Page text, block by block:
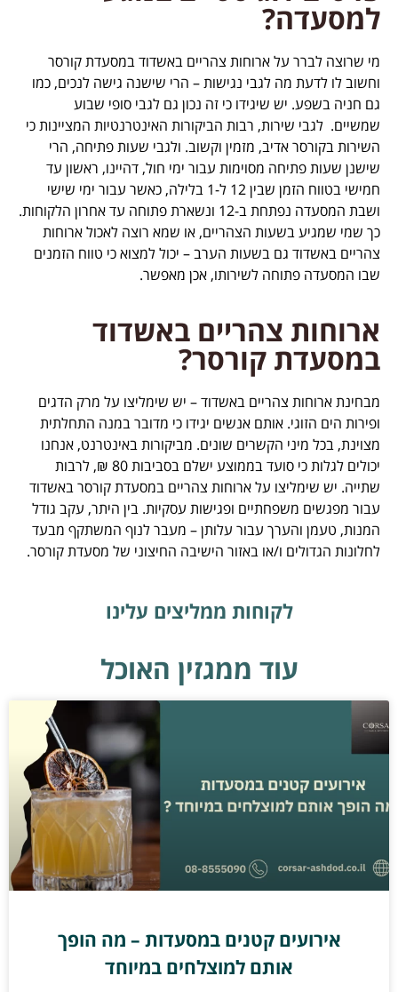
למסעדה?
מי שרוצה לברר על ארוחות צהריים באשדוד במסעדת קורסר
וחשוב לו לדעת מה לגבי נגישות – הרי שישנה גישה לנכים, כמו
גם חניה בשפע. יש שיגידו כי זה נכון גם לגבי סופי שבוע
שמשיים. לגבי שירות, רבות הביקורות האינטרנטיות המציינות כי
השירות בקורסר אדיב, מזמין וקשוב. ולגבי שעות פתיחה, הרי
שישנן שעות פתיחה מסוימות עבור ימי חול, דהיינו, ראשון עד
חמישי בטווח הזמן שבין 12 ל-1 בלילה, כאשר עבור ימי שישי
ושבת המסעדה נפתחת ב-12 ונשארת פתוחה עד אחרון הלקוחות.
כך שמי שמגיע בשעות הצהריים, או שמא רוצה לאכול ארוחות
צהריים באשדוד גם בשעות הערב – יכול למצוא כי טווח הזמנים
שבו המסעדה פתוחה לשירותו, אכן מאפשר.
ארוחות צהריים באשדוד
במסעדת קורסר?
מבחינת ארוחות צהריים באשדוד – יש שימליצו על מרק הדגים
ופירות הים הזוגי. אותם אנשים יגידו כי מדובר במנה התחלתית
מצוינת, בכל מיני הקשרים שונים. מביקורות באינטרנט, אנחנו
יכולים לגלות כי סועד בממוצע ישלם בסביבות 80 ₪, לרבות
שתייה. יש שימליצו על ארוחות צהריים במסעדת קורסר באשדוד
עבור מפגשים משפחתיים ופגישות עסקיות. בין היתר, עקב גודל
המנות, טעמן והערך עבור עלותן – מעבר לנוף המשתקף מבעד
לחלונות הגדולים ו/או באזור הישיבה החיצוני של מסעדת קורסר.
לקוחות ממליצים עלינו
עוד ממגזין האוכל
אירועים קטנים במסעדות – מה הופך
אותם למוצלחים במיוחד